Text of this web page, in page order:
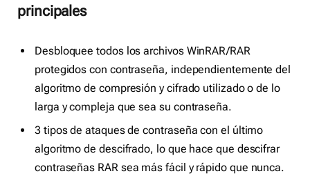
principales
Desbloquee todos los archivos WinRAR/RAR
protegidos con contraseña, independientemente del
algoritmo de compresión y cifrado utilizado o de lo
larga y compleja que sea su contraseña.
3 tipos de ataques de contraseña con el último
algoritmo de descifrado, lo que hace que descifrar
contraseñas RAR sea más fácil y rápido que nunca.